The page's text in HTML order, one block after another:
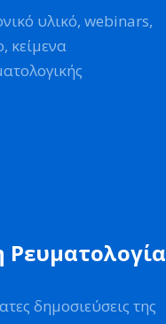
υλικό, webinars,
κείμενα
Ρευματολογία
δημοσιεύσεις της